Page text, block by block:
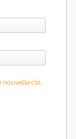
nouvelle clé.